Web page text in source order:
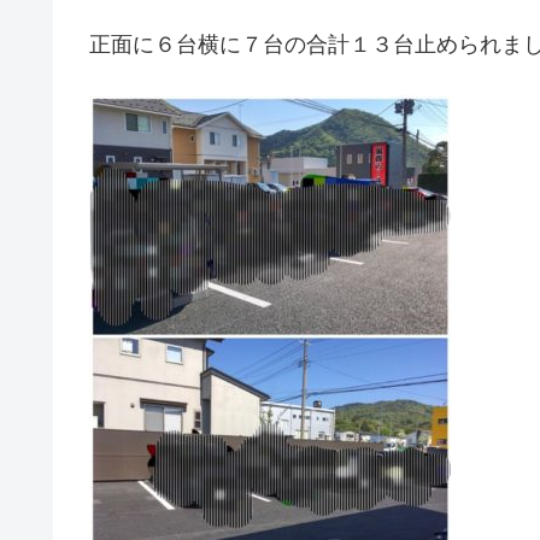
正面に６台横に７台の合計１３台止められま